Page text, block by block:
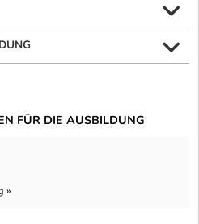
FÜR DIE AUSBILDUNG
»